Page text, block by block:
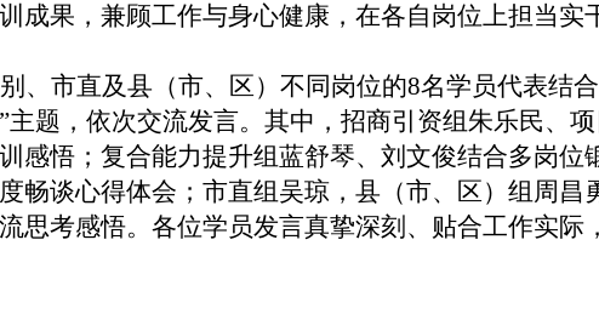
成果，兼顾工作与身心健康，在各自岗位上担当
、市直及县（市、区）不同岗位的8名学员代表结
主题，依次交流发言。其中，招商引资组朱乐民、
感悟；复合能力提升组蓝舒琴、刘文俊结合多岗
畅谈心得体会；市直组吴琼，县（市、区）组周
思考感悟。各位学员发言真挚深刻、贴合工作实